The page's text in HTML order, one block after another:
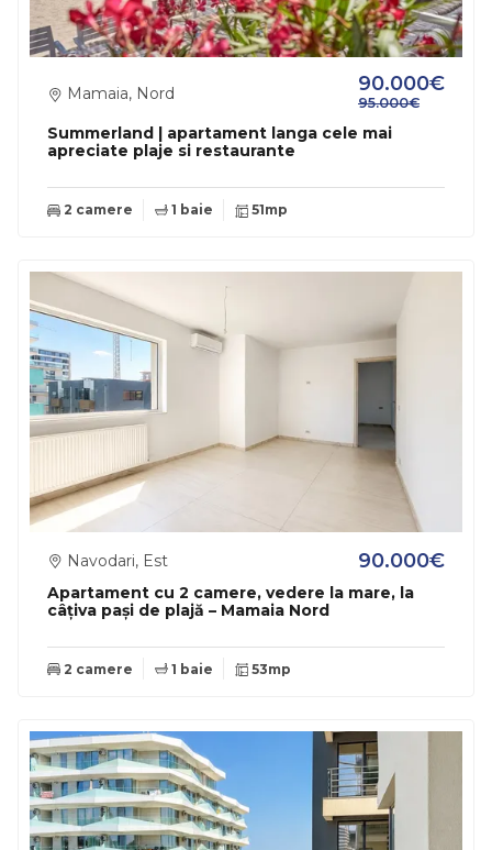
Summerland | apartament langa cele mai
apreciate plaje si restaurante
Mamaia, Nord 90.000€
95.000€
2 camere 1 baie 51mp
Apartament cu 2 camere, vedere la mare, la
câțiva pași de plajă – Mamaia Nord
Navodari, Est 90.000€
2 camere 1 baie 53mp